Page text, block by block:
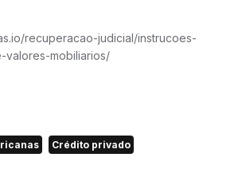
recuperacao-judicial/instrucoes-
valores-mobiliarios/
Crédito privado